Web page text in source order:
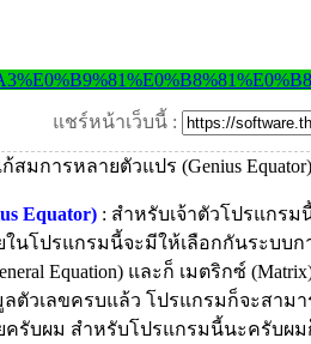
แชร์หน้าเว็บนี้ :
Equator) : สำหรับเจ้าตัวโปรแกร
ในโปรแกรมนี้จะมีให้เลือกกันระบบ
Equation) และก็ เมตริกซ์
ตัวเลขครบแล้ว โปรแกรมก็จะสาม
ครับผม สำหรับโปรแกรมนี้นะครับผ